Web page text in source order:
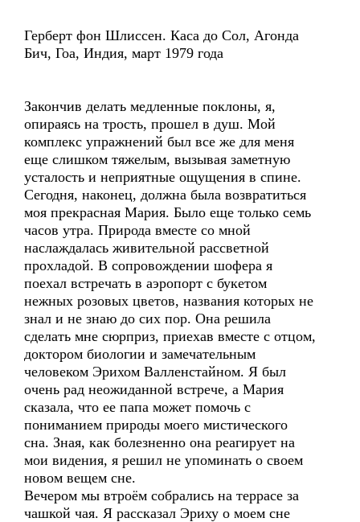
Герберт фон Шлиссен. Каса до Сол, Агонда
Бич, Гоа, Индия, март 1979 года
Закончив делать медленные поклоны, я,
опираясь на трость, прошел в душ. Мой
комплекс упражнений был все же для меня
еще слишком тяжелым, вызывая заметную
усталость и неприятные ощущения в спине.
Сегодня, наконец, должна была возвратиться
моя прекрасная Мария. Было еще только семь
часов утра. Природа вместе со мной
наслаждалась живительной рассветной
прохладой. В сопровождении шофера я
поехал встречать в аэропорт с букетом
нежных розовых цветов, названия которых не
знал и не знаю до сих пор. Она решила
сделать мне сюрприз, приехав вместе с отцом,
доктором биологии и замечательным
человеком Эрихом Валленстайном. Я был
очень рад неожиданной встрече, а Мария
сказала, что ее папа может помочь с
пониманием природы моего мистического
сна. Зная, как болезненно она реагирует на
мои видения, я решил не упоминать о своем
новом вещем сне.
Вечером мы втроём собрались на террасе за
чашкой чая. Я рассказал Эриху о моем сне